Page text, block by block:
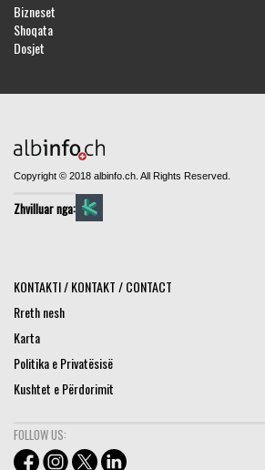
Bizneset
Shoqata
Dosjet
Copyright © 2018 albinfo.ch. All Rights Reserved.
Zhvilluar nga:
KONTAKTI / KONTAKT / CONTACT
Rreth nesh
Karta
Politika e Privatësisë
Kushtet e Përdorimit
FOLLOW US: